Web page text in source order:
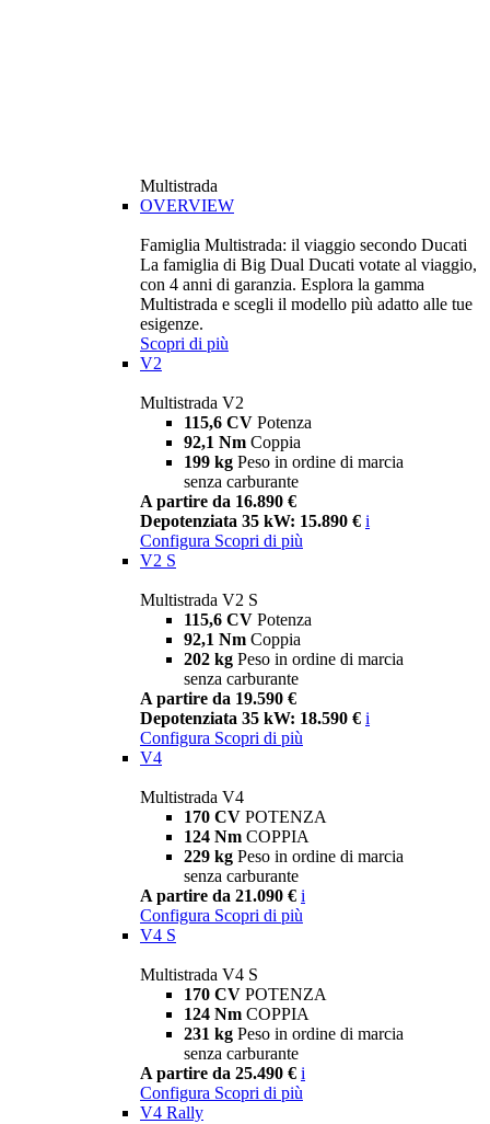
Multistrada
OVERVIEW
Famiglia Multistrada: il viaggio secondo Ducati
La famiglia di Big Dual Ducati votate al viaggio,
con 4 anni di garanzia. Esplora la gamma
Multistrada e scegli il modello più adatto alle tue
esigenze.
Scopri di più
V2
Multistrada V2
115,6 CV Potenza
92,1 Nm Coppia
199 kg Peso in ordine di marcia
senza carburante
A partire da 16.890 €
Depotenziata 35 kW: 15.890 € i
Configura Scopri di più
V2 S
Multistrada V2 S
115,6 CV Potenza
92,1 Nm Coppia
202 kg Peso in ordine di marcia
senza carburante
A partire da 19.590 €
Depotenziata 35 kW: 18.590 € i
Configura Scopri di più
V4
Multistrada V4
170 CV POTENZA
124 Nm COPPIA
229 kg Peso in ordine di marcia
senza carburante
A partire da 21.090 € i
Configura Scopri di più
V4 S
Multistrada V4 S
170 CV POTENZA
124 Nm COPPIA
231 kg Peso in ordine di marcia
senza carburante
A partire da 25.490 € i
Configura Scopri di più
V4 Rally